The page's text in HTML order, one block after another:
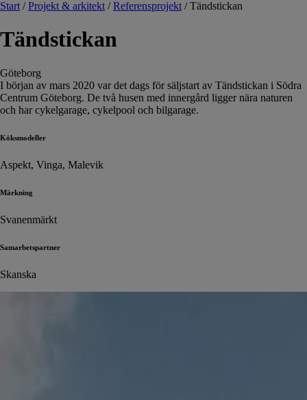
Start / Projekt & arkitekt / Referensprojekt / Tändstickan
Tändstickan
Göteborg
I början av mars 2020 var det dags för säljstart av Tändstickan i Södra
Centrum Göteborg. De två husen med innergård ligger nära naturen
och har cykelgarage, cykelpool och bilgarage.
Köksmodeller
Aspekt, Vinga, Malevik
Märkning
Svanenmärkt
Samarbetspartner
Skanska